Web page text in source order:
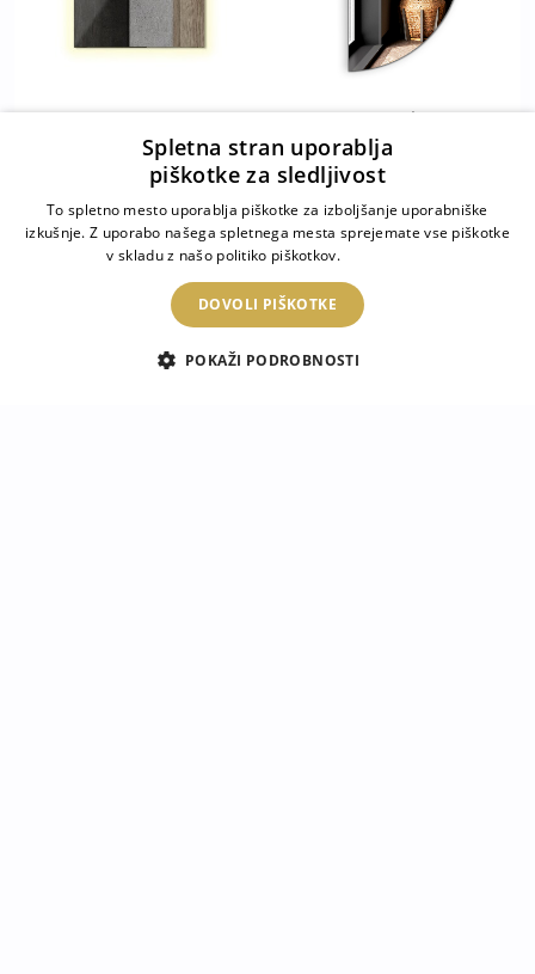
Pravokotno ogledalo z
lučko 70x50 cm
144.99 €
Ogledalo za zid
polkrožno 40x80 cm
74.99 €
Spletna stran uporablja
piškotke za sledljivost
To spletno mesto uporablja piškotke za izboljšanje uporabniške
izkušnje. Z uporabo našega spletnega mesta sprejemate vse piškotke
v skladu z našo politiko piškotkov.
DOVOLI PIŠKOTKE
POKAŽI PODROBNOSTI